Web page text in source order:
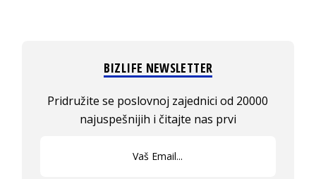
BIZLIFE NEWSLETTER
Pridružite se poslovnoj zajednici od 20000
najuspešnijih i čitajte nas prvi